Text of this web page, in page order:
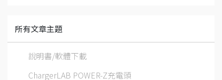
所有文章主題
說明書/軟體下載
ChargerLAB POWER-Z充電頭